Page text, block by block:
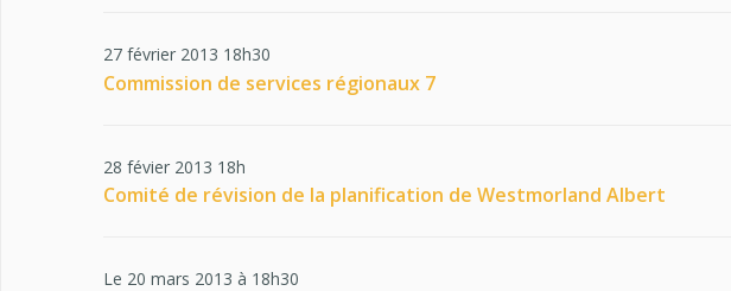
27 février 2013 18h30
Commission de services régionaux 7
28 févier 2013 18h
Comité de révision de la planification de Westmorland Albert
Le 20 mars 2013 à 18h30